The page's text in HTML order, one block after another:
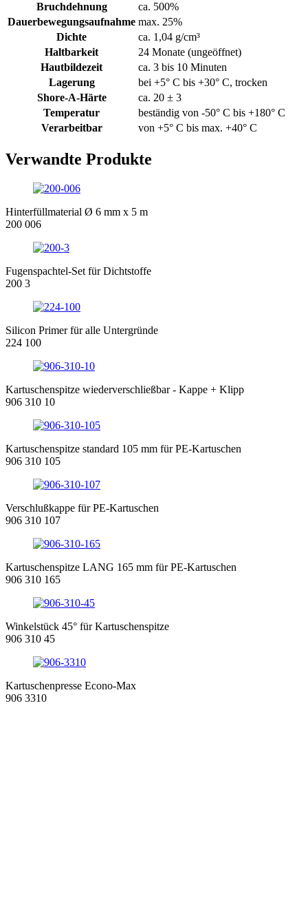
Bruchdehnung
ca. 500%
Dauerbewegungsaufnahme max. 25%
Dichte
ca. 1,04 g/cm³
Haltbarkeit
24 Monate (ungeöffnet)
Hautbildezeit
ca. 3 bis 10 Minuten
Lagerung
bei +5° C bis +30° C, trocken
Shore-A-Härte
ca. 20 ± 3
Temperatur
beständig von -50° C bis +180° C
Verarbeitbar
von +5° C bis max. +40° C
Verwandte Produkte
Hinterfüllmaterial Ø 6 mm x 5 m
200 006
Fugenspachtel-Set für Dichtstoffe
200 3
Silicon Primer für alle Untergründe
224 100
Kartuschenspitze wiederverschließbar - Kappe + Klipp
906 310 10
Kartuschenspitze standard 105 mm für PE-Kartuschen
906 310 105
Verschlußkappe für PE-Kartuschen
906 310 107
Kartuschenspitze LANG 165 mm für PE-Kartuschen
906 310 165
Winkelstück 45° für Kartuschenspitze
906 310 45
Kartuschenpresse Econo-Max
906 3310